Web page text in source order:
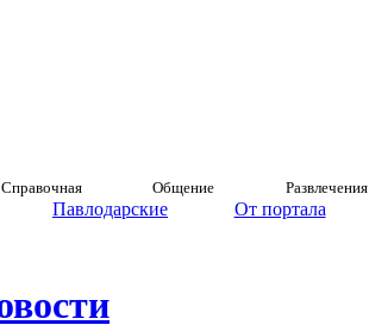
Справочная Общение Развлечения
Павлодарские От портала